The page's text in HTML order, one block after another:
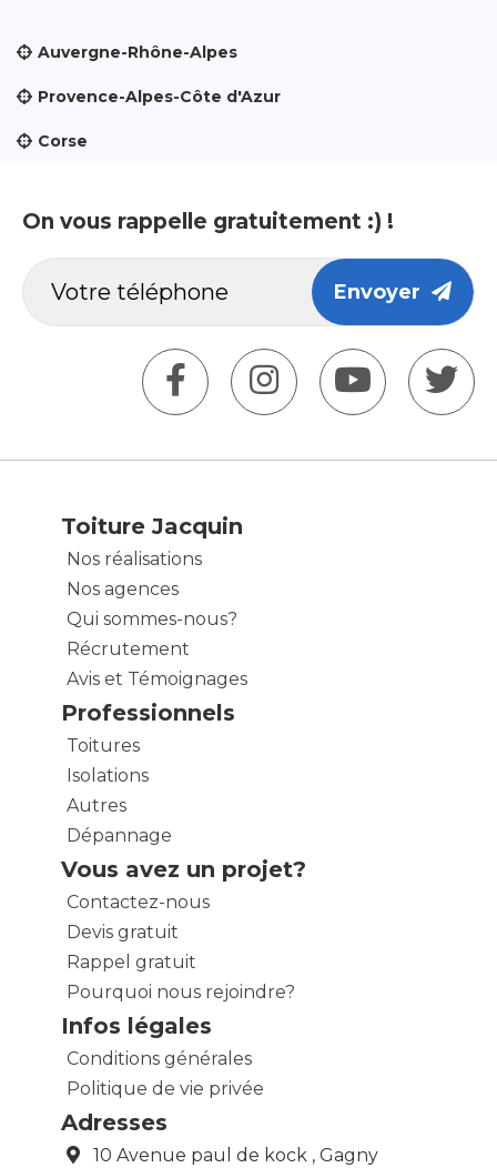
Auvergne-Rhône-Alpes
Provence-Alpes-Côte d'Azur
Corse
On vous rappelle gratuitement :) !
Envoyer
Toiture Jacquin
Nos réalisations
Nos agences
Qui sommes-nous?
Récrutement
Avis et Témoignages
Professionnels
Toitures
Isolations
Autres
Dépannage
Vous avez un projet?
Contactez-nous
Devis gratuit
Rappel gratuit
Pourquoi nous rejoindre?
Infos légales
Conditions générales
Politique de vie privée
Adresses
10 Avenue paul de kock , Gagny